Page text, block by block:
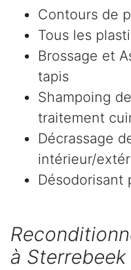
Contours de
Tous les
Brossage et
tapis
Shampoing
traitement
Décrassage
intérieur/
Désodorisant
à Sterrebeek